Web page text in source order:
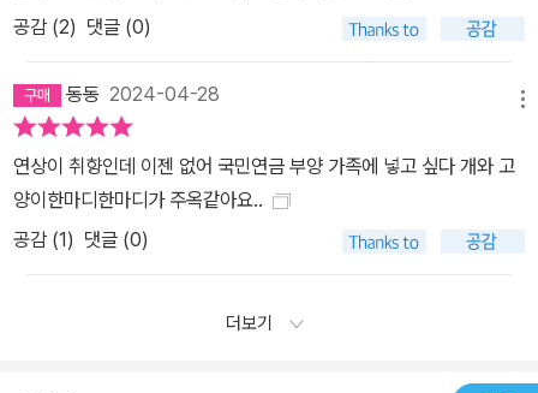
공감 (2) 댓글 (0)
동동 2024-04-28
연상이 취향인데 이젠 없어 국민연금 부양 가족에 넣고 싶다 개와 고
양이한마디한마디가 주옥같아요..
공감 (1) 댓글 (0)
더보기